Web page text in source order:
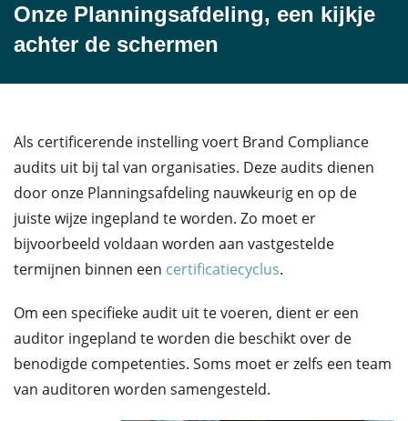
Onze Planningsafdeling, een kijkje
achter de schermen
Als certificerende instelling voert Brand Compliance
audits uit bij tal van organisaties. Deze audits dienen
door onze Planningsafdeling nauwkeurig en op de
juiste wijze ingepland te worden. Zo moet er
bijvoorbeeld voldaan worden aan vastgestelde
termijnen binnen een certificatiecyclus.
Om een specifieke audit uit te voeren, dient er een
auditor ingepland te worden die beschikt over de
benodigde competenties. Soms moet er zelfs een team
van auditoren worden samengesteld.